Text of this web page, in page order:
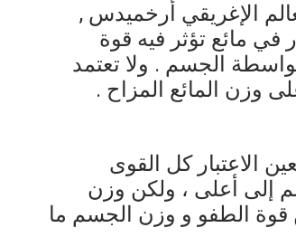
الإغريقي أرخميدس ,
مائع تؤثر فيه قوة
الجسم . ولا تعتمد
وزن المائع المزاح .
الاعتبار كل القوى
إلى أعلى ، ولكن وزن
قوة الطفو و وزن الجسم ما